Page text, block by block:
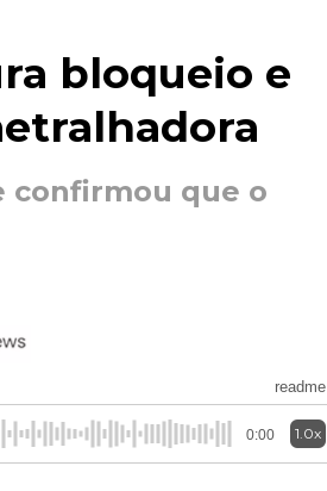
bloqueio e
confirmou que o
readme
0:00 1.0x